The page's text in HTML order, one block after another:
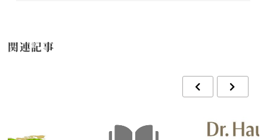
関連記事